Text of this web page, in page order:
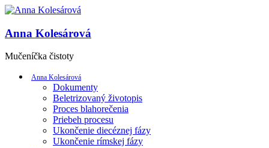
Anna Kolesárová
Mučeníčka čistoty
Anna Kolesárová
Dokumenty
Beletrizovaný životopis
Proces blahorečenia
Priebeh procesu
Ukončenie diecéznej fázy
Ukončenie rímskej fázy